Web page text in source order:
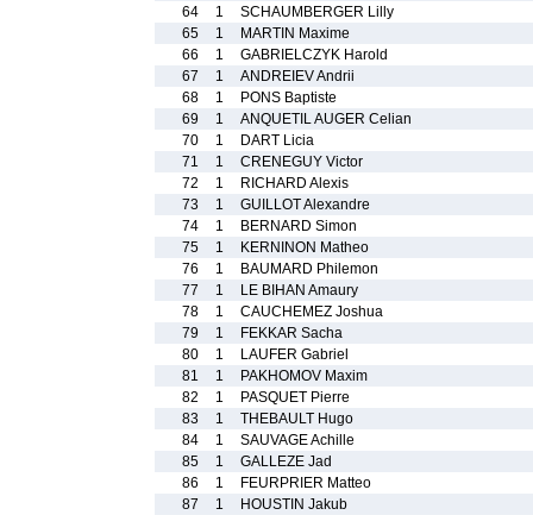
64
1
SCHAUMBERGER Lilly
65
1
MARTIN Maxime
66
1
GABRIELCZYK Harold
67
1
ANDREIEV Andrii
68
1
PONS Baptiste
69
1
ANQUETIL AUGER Celian
70
1
DART Licia
71
1
CRENEGUY Victor
72
1
RICHARD Alexis
73
1
GUILLOT Alexandre
74
1
BERNARD Simon
75
1
KERNINON Matheo
76
1
BAUMARD Philemon
77
1
LE BIHAN Amaury
78
1
CAUCHEMEZ Joshua
79
1
FEKKAR Sacha
80
1
LAUFER Gabriel
81
1
PAKHOMOV Maxim
82
1
PASQUET Pierre
83
1
THEBAULT Hugo
84
1
SAUVAGE Achille
85
1
GALLEZE Jad
86
1
FEURPRIER Matteo
87
1
HOUSTIN Jakub